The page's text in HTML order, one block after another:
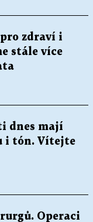
zdraví i
stále více
dnes mají
i tón. Vítejte
Operaci